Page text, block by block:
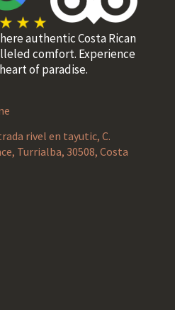
authentic Costa Rican
comfort. Experience
of paradise.
rivel en tayutic, C.
Turrialba, 30508, Costa